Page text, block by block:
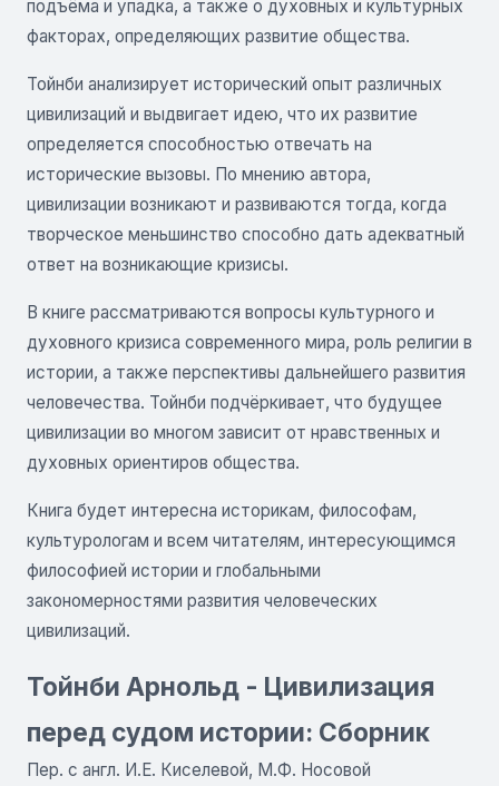
подъёма и упадка, а также о духовных и культурных
факторах, определяющих развитие общества.
Тойнби анализирует исторический опыт различных
цивилизаций и выдвигает идею, что их развитие
определяется способностью отвечать на
исторические вызовы. По мнению автора,
цивилизации возникают и развиваются тогда, когда
творческое меньшинство способно дать адекватный
ответ на возникающие кризисы.
В книге рассматриваются вопросы культурного и
духовного кризиса современного мира, роль религии в
истории, а также перспективы дальнейшего развития
человечества. Тойнби подчёркивает, что будущее
цивилизации во многом зависит от нравственных и
духовных ориентиров общества.
Книга будет интересна историкам, философам,
культурологам и всем читателям, интересующимся
философией истории и глобальными
закономерностями развития человеческих
цивилизаций.
Тойнби Арнольд - Цивилизация
перед судом истории: Сборник
Пер. с англ. И.Е. Киселевой, М.Ф. Носовой